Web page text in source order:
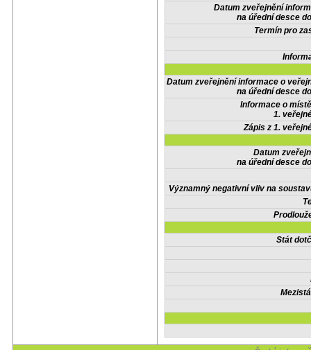
Datum zveřejnění
na úřední desce
Termín pro
Datum zveřejnění informace o
na úřední desce
Informace o
1.
Zápis z 1.
Datum
na úřední desce
Významný negativní vliv na
Stát